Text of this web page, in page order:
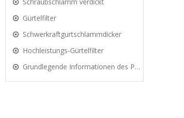
Gürtelfilter
Schwerkraftgurtschlammdicker
Hochleistungs-Gürtelfilter
Grundlegende Informationen des Polymer-Dosiergeräts